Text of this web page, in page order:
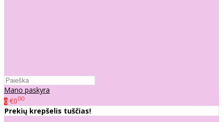
Mano paskyra
0 €000
Prekių krepšelis tuščias!